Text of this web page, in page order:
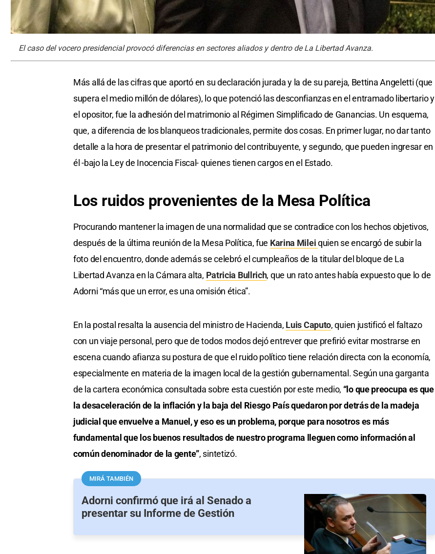
El caso del vocero presidencial provocó diferencias en sectores aliados y dentro de La Libertad Avanza.
Más allá de las cifras que aportó en su declaración jurada y la de su pareja, Bettina Angeletti (que
supera el medio millón de dólares), lo que potenció las desconfianzas en el entramado libertario y
el opositor, fue la adhesión del matrimonio al Régimen Simplificado de Ganancias. Un esquema,
que, a diferencia de los blanqueos tradicionales, permite dos cosas. En primer lugar, no dar tanto
detalle a la hora de presentar el patrimonio del contribuyente, y segundo, que pueden ingresar en
él -bajo la Ley de Inocencia Fiscal- quienes tienen cargos en el Estado.
Los ruidos provenientes de la Mesa Política
Procurando mantener la imagen de una normalidad que se contradice con los hechos objetivos,
después de la última reunión de la Mesa Política, fue Karina Mileiquien se encargó de subir la
foto del encuentro, donde además se celebró el cumpleaños de la titular del bloque de La
Libertad Avanza en la Cámara alta, Patricia Bullrich, que un rato antes había expuesto que lo de
Adorni “más que un error, es una omisión ética”.
En la postal resalta la ausencia del ministro de Hacienda, Luis Caputo, quien justificó el faltazo
con un viaje personal, pero que de todos modos dejó entrever que prefirió evitar mostrarse en
escena cuando afianza su postura de que el ruido político tiene relación directa con la economía,
especialmente en materia de la imagen local de la gestión gubernamental. Según una garganta
de la cartera económica consultada sobre esta cuestión por este medio, “lo que preocupa es que
la desaceleración de la inflación y la baja del Riesgo País quedaron por detrás de la madeja
judicial que envuelve a Manuel, y eso es un problema, porque para nosotros es más
fundamental que los buenos resultados de nuestro programa lleguen como información al
común denominador de la gente”, sintetizó.
MIRÁ TAMBIÉN
Adorni confirmó que irá al Senado a
presentar su Informe de Gestión